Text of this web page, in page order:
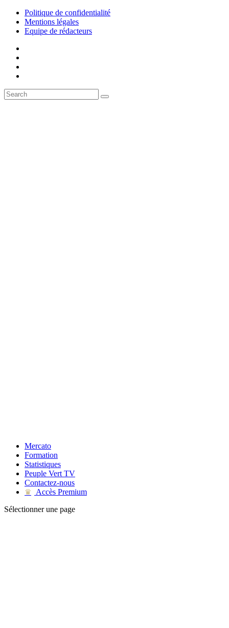
Politique de confidentialité
Mentions légales
Equipe de rédacteurs
Mercato
Formation
Statistiques
Peuple Vert TV
Contactez-nous
♛
Accès Premium
Sélectionner une page